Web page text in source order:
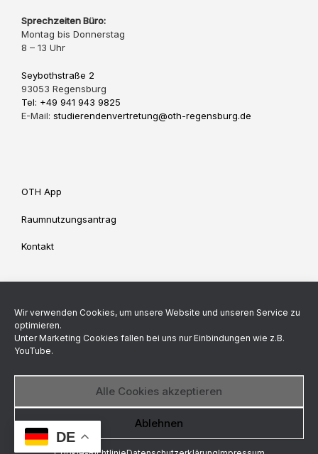
Wir verwenden Cookies, um unsere Website und unseren Service zu
optimieren.
Unter Marketing Cookies fallen bei uns nur Einbindungen wie z.B.
YouTube.
Alle Cookies akzeptieren
Ablehnen
Sprechzeiten Büro:
Montag bis Donnerstag
8 – 13 Uhr
Seybothstraße 2
93053 Regensburg
Tel: +49 941 943 9825
E-Mail: studierendenvertretung@oth-regensburg.de
OTH App
Raumnutzungsantrag
Kontakt
Datenschutz
Cookie-Richtlinie (EU)
Backend made by
DE